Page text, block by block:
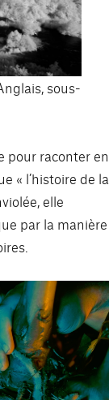
sous-
pour raconter en
« l’histoire de la
elle
par la manière